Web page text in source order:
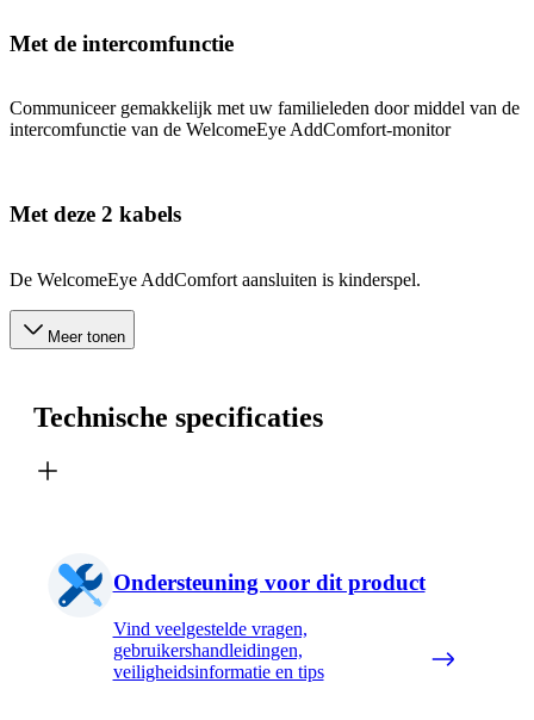
Met de intercomfunctie
Communiceer gemakkelijk met uw familieleden door middel van de
intercomfunctie van de WelcomeEye AddComfort-monitor
Met deze 2 kabels
De WelcomeEye AddComfort aansluiten is kinderspel.
Meer tonen
Technische specificaties
Ondersteuning voor dit product
Vind veelgestelde vragen,
gebruikershandleidingen,
veiligheidsinformatie en tips